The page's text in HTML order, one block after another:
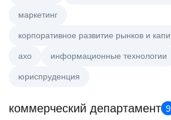
маркетинг
корпоративное развитие рынков и
axo информационные технологии
юриспруденция
коммерческий департамент 9